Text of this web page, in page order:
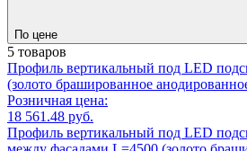
По цене
5 товаров
Профиль вертикальный под LED
(золото брашированное
Розничная цена:
18 561.48 руб.
Профиль вертикальный под LED